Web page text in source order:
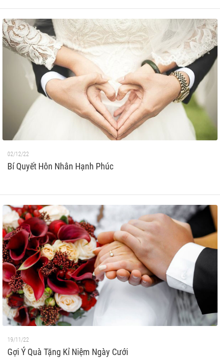
02/12/22
Bí Quyết Hôn Nhân Hạnh Phúc
19/11/22
Gợi Ý Quà Tặng Kỉ Niệm Ngày Cưới